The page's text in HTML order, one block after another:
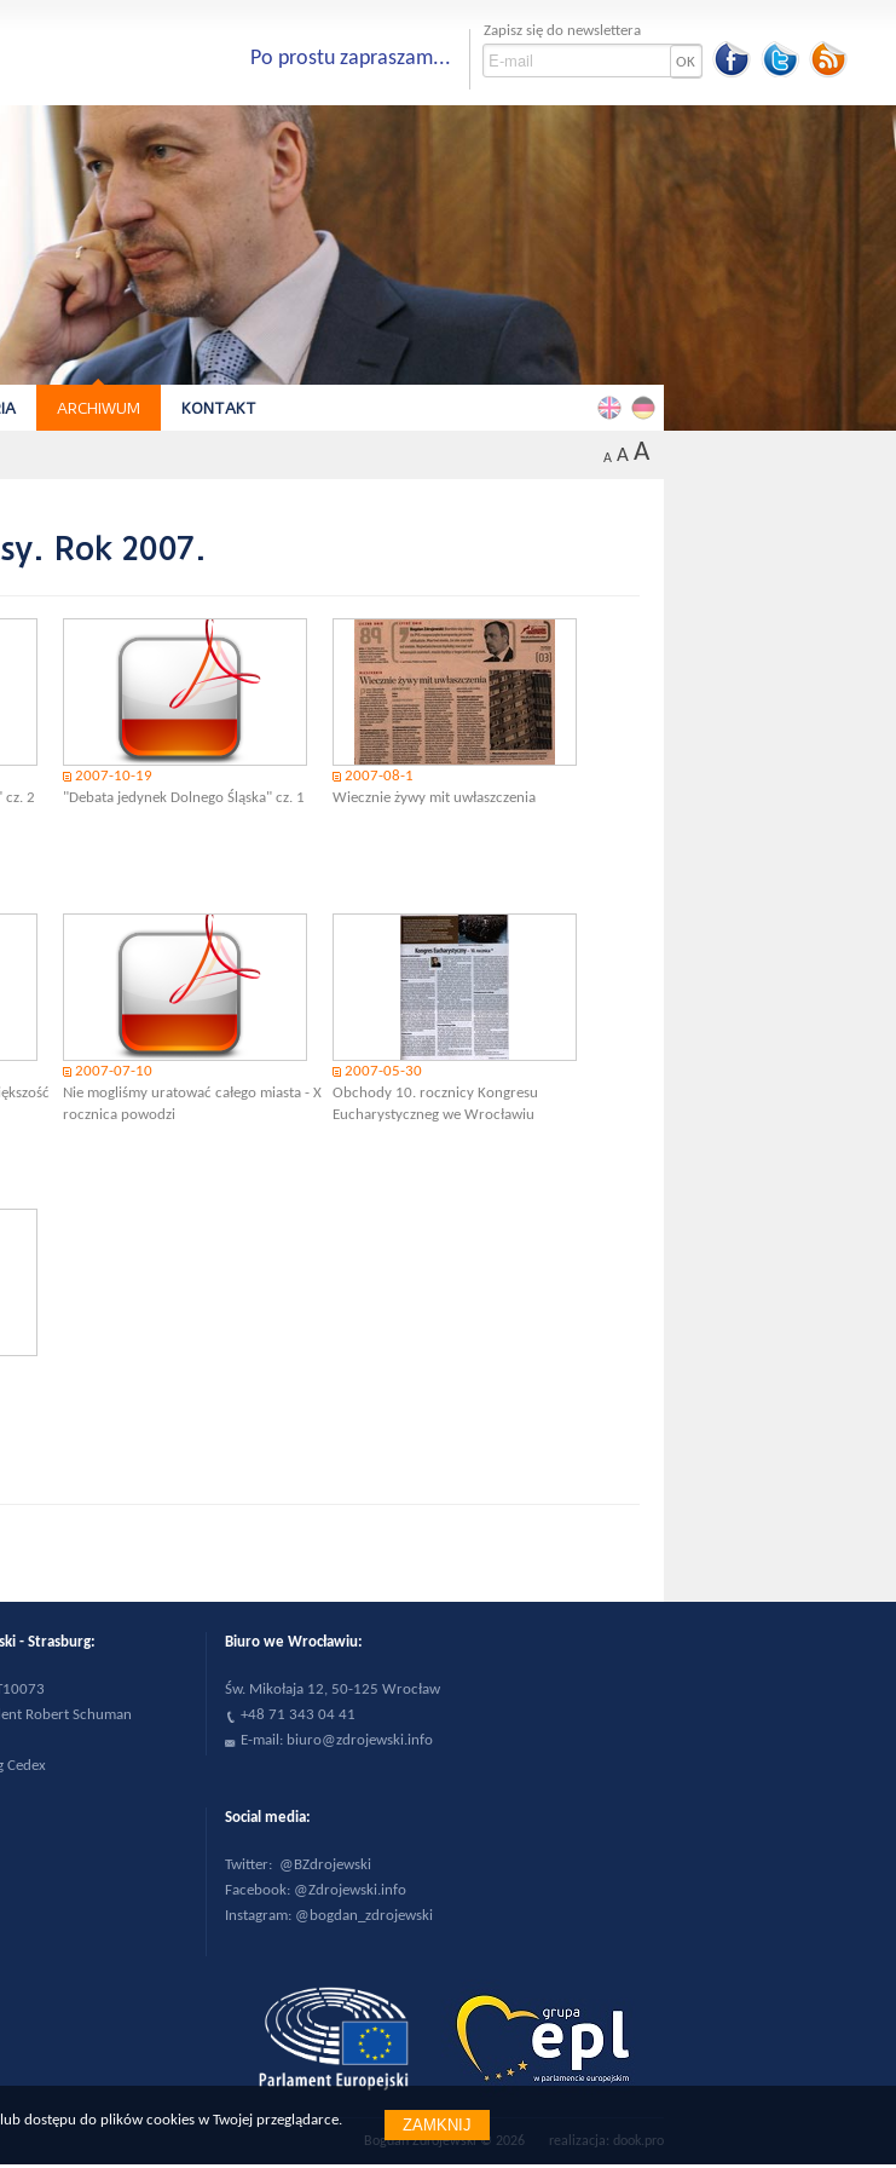
Zapisz się do newslettera
OK
Po prostu zapraszam...
ARCHIWUM KONTAKT
A
A
A
Rok 2007.
cz. 2
2007-10-19
"Debata jedynek Dolnego Śląska" cz. 1
2007-08-1
Wiecznie żywy mit uwłaszczenia
2007-07-10
Nie mogliśmy uratować całego miasta - X
rocznica powodzi
2007-05-30
Obchody 10. rocznicy Kongresu
Eucharystyczneg we Wrocławiu
dostępu do plików cookies w Twojej przeglądarce. ZAMKNIJ
- Strasburg:
Robert Schuman
Cedex
Biuro we Wrocławiu:
Św. Mikołaja 12, 50-125 Wrocław
+48 71 343 04 41
E-mail: biuro@zdrojewski.info
Social media:
Twitter: @BZdrojewski
Facebook: @Zdrojewski.info
Instagram: @bogdan_zdrojewski
realizacja: dook.pro
Bogdan Zdrojewski © 2026